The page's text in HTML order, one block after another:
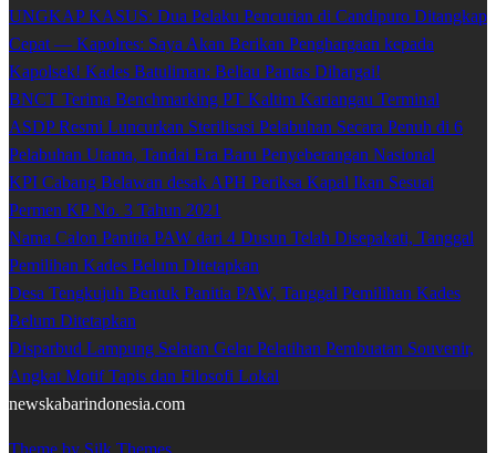
UNGKAP KASUS: Dua Pelaku Pencurian di Candipuro Ditangkap
Cepat — Kapolres: Saya Akan Berikan Penghargaan kepada
Kapolsek! Kades Batuliman: Beliau Pantas Dihargai!
BNCT Terima Benchmarking PT Kaltim Kariangau Terminal
ASDP Resmi Luncurkan Sterilisasi Pelabuhan Secara Penuh di 6
Pelabuhan Utama, Tandai Era Baru Penyeberangan Nasional
KPI Cabang Belawan desak APH Periksa Kapal Ikan Sesuai
Permen KP No. 3 Tahun 2021
Nama Calon Panitia PAW dari 4 Dusun Telah Disepakati, Tanggal
Pemilihan Kades Belum Ditetapkan
Desa Tengkujuh Bentuk Panitia PAW, Tanggal Pemilihan Kades
Belum Ditetapkan
Disparbud Lampung Selatan Gelar Pelatihan Pembuatan Souvenir,
Angkat Motif Tapis dan Filosofi Lokal
newskabarindonesia.com